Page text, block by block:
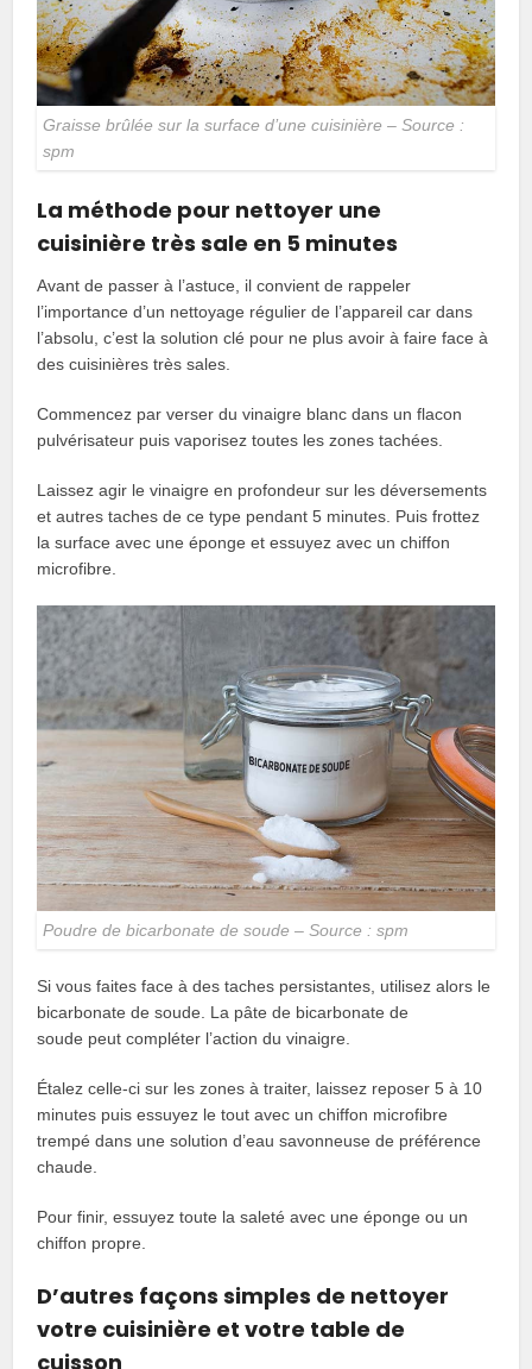
Graisse brûlée sur la surface d’une cuisinière – Source :
spm
La méthode pour nettoyer une
cuisinière très sale en 5 minutes
Avant de passer à l’astuce, il convient de rappeler
l’importance d’un nettoyage régulier de l’appareil car dans
l’absolu, c’est la solution clé pour ne plus avoir à faire face à
des cuisinières très sales.
Commencez par verser du vinaigre blanc dans un flacon
pulvérisateur puis vaporisez toutes les zones tachées.
Laissez agir le vinaigre en profondeur sur les déversements
et autres taches de ce type pendant 5 minutes. Puis frottez
la surface avec une éponge et essuyez avec un chiffon
microfibre.
Poudre de bicarbonate de soude – Source : spm
Si vous faites face à des taches persistantes, utilisez alors le
bicarbonate de soude. La pâte de bicarbonate de
soude peut compléter l’action du vinaigre.
Étalez celle-ci sur les zones à traiter, laissez reposer 5 à 10
minutes puis essuyez le tout avec un chiffon microfibre
trempé dans une solution d’eau savonneuse de préférence
chaude.
Pour finir, essuyez toute la saleté avec une éponge ou un
chiffon propre.
D’autres façons simples de nettoyer
votre cuisinière et votre table de
cuisson